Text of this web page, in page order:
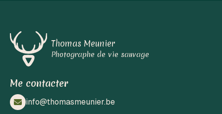
Thomas Meunier
Photographe de vie sauvage
Me contacter
info@thomasmeunier.be